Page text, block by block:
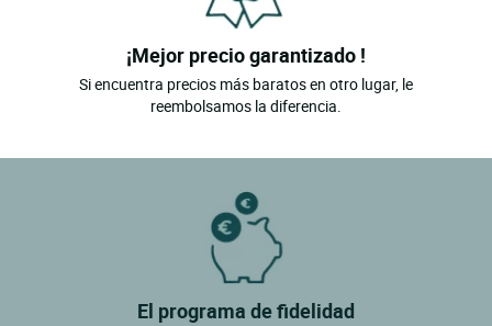
¡Mejor precio garantizado !
Si encuentra precios más baratos en otro lugar, le
reembolsamos la diferencia.
El programa de fidelidad